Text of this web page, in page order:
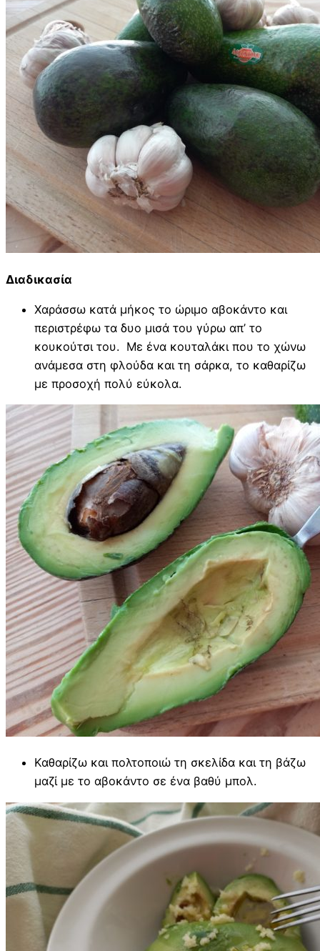
Διαδικασία
Χαράσσω κατά μήκος το ώριμο αβοκάντο και
περιστρέφω τα δυο μισά του γύρω απ’ το
κουκούτσι του. Με ένα κουταλάκι που το χώνω
ανάμεσα στη φλούδα και τη σάρκα, το καθαρίζω
με προσοχή πολύ εύκολα.
Καθαρίζω και πολτοποιώ τη σκελίδα και τη βάζω
μαζί με το αβοκάντο σε ένα βαθύ μπολ.